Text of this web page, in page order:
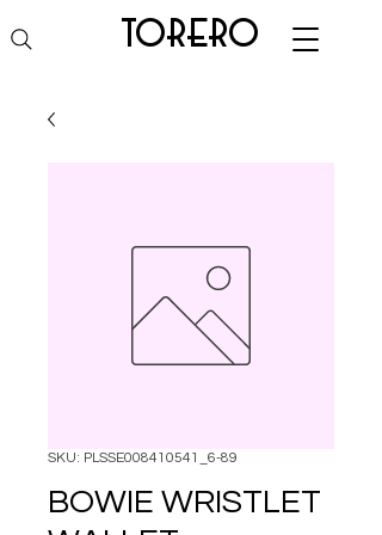
torero
SKU: PLSSE008410541_6-89
BOWIE WRISTLET